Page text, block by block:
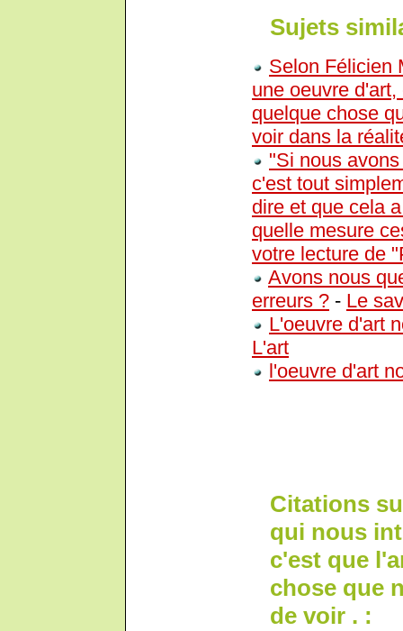
Sujets
Selon Félicien
une oeuvre
quelque chose
voir dans la
"Si nous
c'est tout
dire et que cela
quelle mesure
votre lecture de
Avons nous
erreurs ? - Le
L'oeuvre d'art
L'art
l'oeuvre d'art
Citations
qui nous
c'est que
chose que
de voir . :